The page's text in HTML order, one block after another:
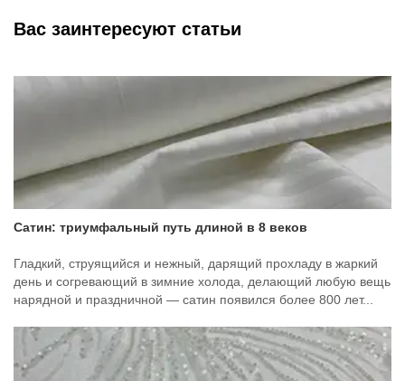
Вас заинтересуют статьи
Сатин: триумфальный путь длиной в 8 веков
Гладкий, струящийся и нежный, дарящий прохладу в жаркий
день и согревающий в зимние холода, делающий любую вещь
нарядной и праздничной — сатин появился более 800 лет...